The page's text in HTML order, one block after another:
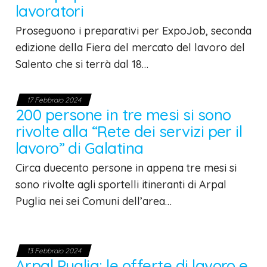
lavoratori
Proseguono i preparativi per ExpoJob, seconda
edizione della Fiera del mercato del lavoro del
Salento che si terrà dal 18…
17 Febbraio 2024
200 persone in tre mesi si sono
rivolte alla “Rete dei servizi per il
lavoro” di Galatina
Circa duecento persone in appena tre mesi si
sono rivolte agli sportelli itineranti di Arpal
Puglia nei sei Comuni dell’area…
13 Febbraio 2024